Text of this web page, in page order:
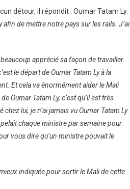
détour, il répondit : Oumar Tatam Ly.
afin de mettre notre pays sur les rails. J’ai
apprécié sa façon de travailler.
le départ de Oumar Tatam Ly à la
Et cela va énormément aider le Mali
Oumar Tatam Ly, c’est qu’il est très
lui, je n’ai jamais vu Oumar Tatam Ly
chaque ministre par semaine pour
vous dire qu’un ministre pouvait le
indiquée pour sortir le Mali de cette